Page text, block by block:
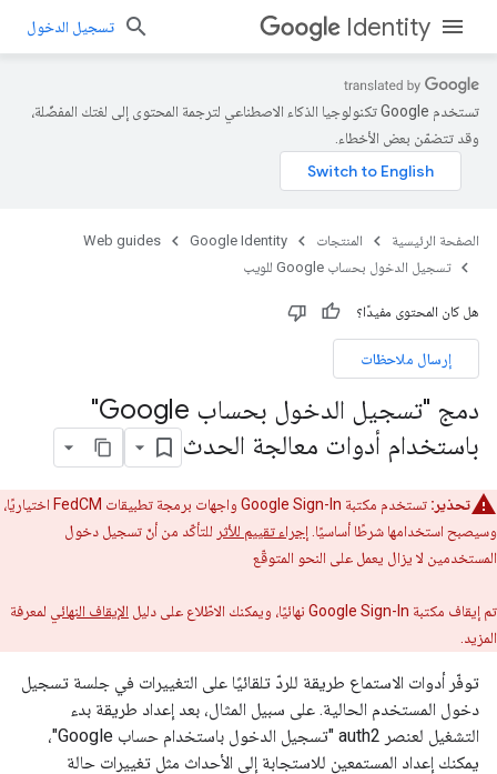
Identity تسجيل الدخول
تستخدم Google تكنولوجيا الذكاء الاصطناعي لترجمة المحتوى إلى لغتك المفضّلة،
وقد تتضمّن بعض الأخطاء.
الصفحة الرئيسية المنتجات Google Identity
Web guides
تسجيل الدخول بحساب Google للويب
هل كان المحتوى مفيدًا؟
إرسال ملاحظات
دمج "تسجيل الدخول بحساب Google"
باستخدام أدوات معالجة الحدث
تحذير:
تستخدم مكتبة Google Sign-In واجهات برمجة تطبيقات FedCM اختياريًا،
وسيصبح استخدامها شرطًا أساسيًا. إجراء تقييم للأثر للتأكّد من أنّ تسجيل دخول
المستخدمين لا يزال يعمل على النحو المتوقّع
تم إيقاف مكتبة Google Sign-In نهائيًا، ويمكنك الاطّلاع على دليل الإيقاف النهائي
لمعرفة
المزيد.
توفّر أدوات الاستماع طريقة للردّ تلقائيًا على التغييرات في جلسة تسجيل
دخول المستخدم الحالية. على سبيل المثال، بعد إعداد طريقة بدء
التشغيل لعنصر auth2 "تسجيل الدخول باستخدام حساب Google"،
يمكنك إعداد المستمعين للاستجابة إلى الأحداث مثل تغييرات حالة